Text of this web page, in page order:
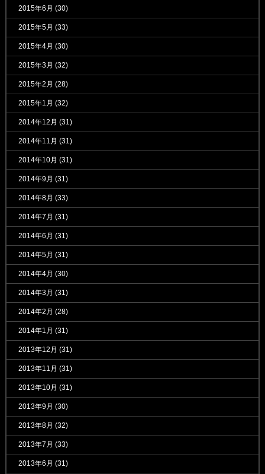
2015年6月 (30)
2015年5月 (33)
2015年4月 (30)
2015年3月 (32)
2015年2月 (28)
2015年1月 (32)
2014年12月 (31)
2014年11月 (31)
2014年10月 (31)
2014年9月 (31)
2014年8月 (33)
2014年7月 (31)
2014年6月 (31)
2014年5月 (31)
2014年4月 (30)
2014年3月 (31)
2014年2月 (28)
2014年1月 (31)
2013年12月 (31)
2013年11月 (31)
2013年10月 (31)
2013年9月 (30)
2013年8月 (32)
2013年7月 (33)
2013年6月 (31)